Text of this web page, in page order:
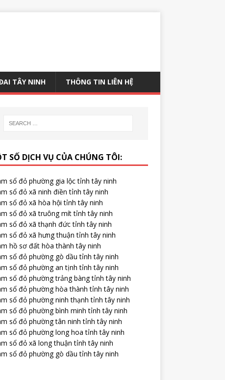
TÂY NINH THÔNG TIN LIÊN HỆ
SỐ DỊCH VỤ CỦA CHÚNG TÔI:
sổ đỏ phường gia lộc tỉnh tây ninh
sổ đỏ xã ninh điền tỉnh tây ninh
sổ đỏ xã hòa hội tỉnh tây ninh
sổ đỏ xã truông mít tỉnh tây ninh
sổ đỏ xã thạnh đức tỉnh tây ninh
sổ đỏ xã hưng thuận tỉnh tây ninh
hồ sơ đất hòa thành tây ninh
sổ đỏ phường gò dầu tỉnh tây ninh
sổ đỏ phường an tịnh tỉnh tây ninh
sổ đỏ phường trảng bàng tỉnh tây ninh
sổ đỏ phường hòa thành tỉnh tây ninh
sổ đỏ phường ninh thạnh tỉnh tây ninh
sổ đỏ phường bình minh tỉnh tây ninh
sổ đỏ phường tân ninh tỉnh tây ninh
sổ đỏ phường long hoa tỉnh tây ninh
sổ đỏ xã long thuận tỉnh tây ninh
sổ đỏ phường gò dầu tỉnh tây ninh